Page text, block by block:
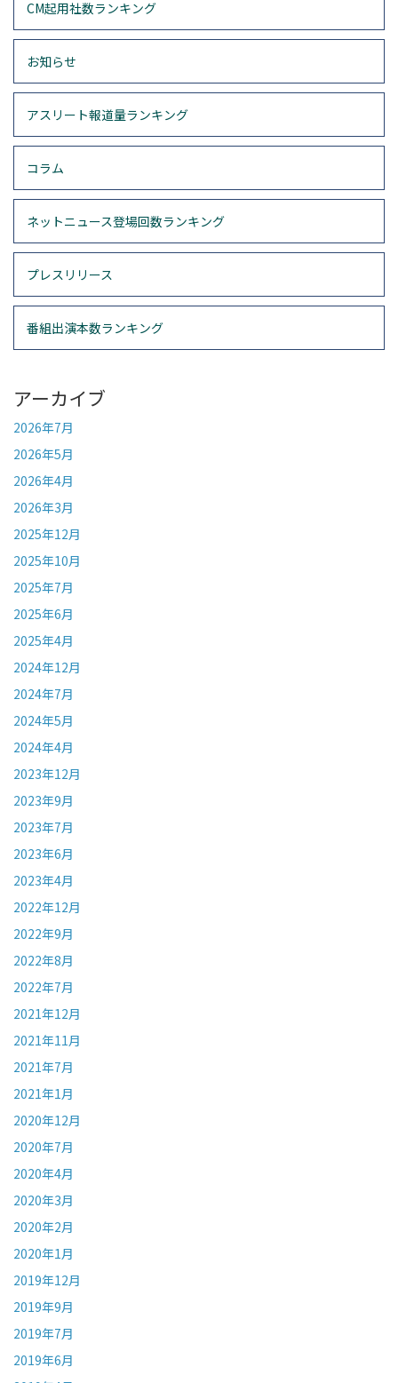
CM起用社数ランキング
お知らせ
アスリート報道量ランキング
コラム
ネットニュース登場回数ランキング
プレスリリース
番組出演本数ランキング
アーカイブ
2026年7月
2026年5月
2026年4月
2026年3月
2025年12月
2025年10月
2025年7月
2025年6月
2025年4月
2024年12月
2024年7月
2024年5月
2024年4月
2023年12月
2023年9月
2023年7月
2023年6月
2023年4月
2022年12月
2022年9月
2022年8月
2022年7月
2021年12月
2021年11月
2021年7月
2021年1月
2020年12月
2020年7月
2020年4月
2020年3月
2020年2月
2020年1月
2019年12月
2019年9月
2019年7月
2019年6月